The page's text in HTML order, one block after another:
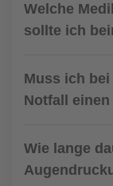
Welche
sollte ich
Muss ich
Notfall
Wie lange